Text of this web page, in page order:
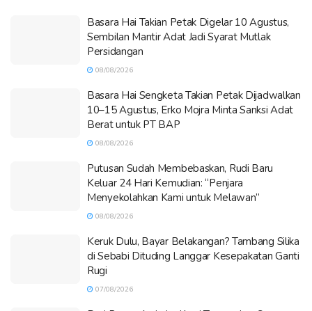
Basara Hai Takian Petak Digelar 10 Agustus,
Sembilan Mantir Adat Jadi Syarat Mutlak
Persidangan
08/08/2026
Basara Hai Sengketa Takian Petak Dijadwalkan
10–15 Agustus, Erko Mojra Minta Sanksi Adat
Berat untuk PT BAP
08/08/2026
Putusan Sudah Membebaskan, Rudi Baru
Keluar 24 Hari Kemudian: “Penjara
Menyekolahkan Kami untuk Melawan”
08/08/2026
Keruk Dulu, Bayar Belakangan? Tambang Silika
di Sebabi Dituding Langgar Kesepakatan Ganti
Rugi
07/08/2026